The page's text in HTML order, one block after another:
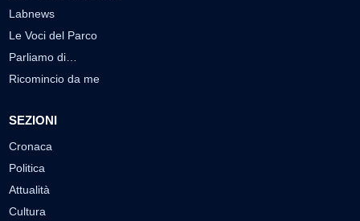
Labnews
Le Voci del Parco
Parliamo di…
Ricomincio da me
SEZIONI
Cronaca
Politica
Attualità
Cultura